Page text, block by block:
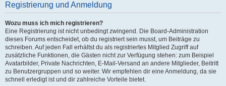
Registrierung und Anmeldung
Wozu muss ich mich registrieren?
Eine Registrierung ist nicht unbedingt zwingend. Die Board-Administration
dieses Forums entscheidet, ob du registriert sein musst, um Beiträge zu
schreiben. Auf jeden Fall erhältst du als registriertes Mitglied Zugriff auf
zusätzliche Funktionen, die Gästen nicht zur Verfügung stehen: zum Beispiel
Avatarbilder, Private Nachrichten, E-Mail-Versand an andere Mitglieder, Beitritt
zu Benutzergruppen und so weiter. Wir empfehlen dir eine Anmeldung, da sie
schnell erledigt ist und dir zahlreiche Vorteile bietet.